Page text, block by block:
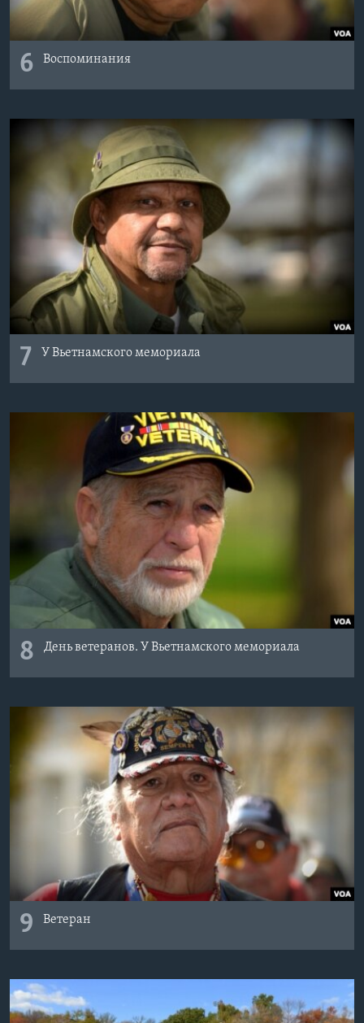
6 Воспоминания
7 У Вьетнамского мемориала
8 День ветеранов. У Вьетнамского мемориала
9 Ветеран